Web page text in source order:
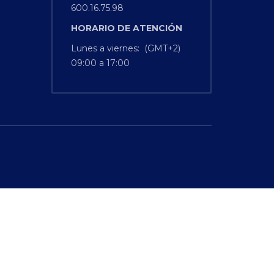
600.16.75.98
HORARIO DE ATENCIÓN
Lunes a viernes: (GMT+2)
09:00 a 17:00